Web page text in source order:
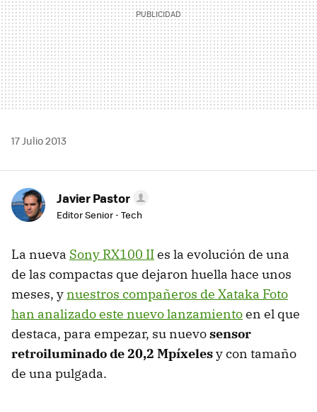
17 Julio 2013
Javier Pastor
Editor Senior - Tech
La nueva Sony RX100 IIes la evolución de una
de las compactas que dejaron huella hace unos
meses, ynuestros compañeros de Xataka Foto
han analizado este nuevo lanzamientoen el que
destaca, para empezar, su nuevosensor
retroiluminado de 20,2 Mpíxelesy con tamaño
de una pulgada.